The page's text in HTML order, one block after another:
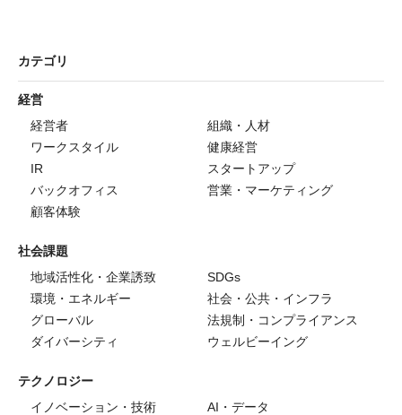
カテゴリ
経営
経営者
組織・人材
ワークスタイル
健康経営
IR
スタートアップ
バックオフィス
営業・マーケティング
顧客体験
社会課題
地域活性化・企業誘致
SDGs
環境・エネルギー
社会・公共・インフラ
グローバル
法規制・コンプライアンス
ダイバーシティ
ウェルビーイング
テクノロジー
イノベーション・技術
AI・データ